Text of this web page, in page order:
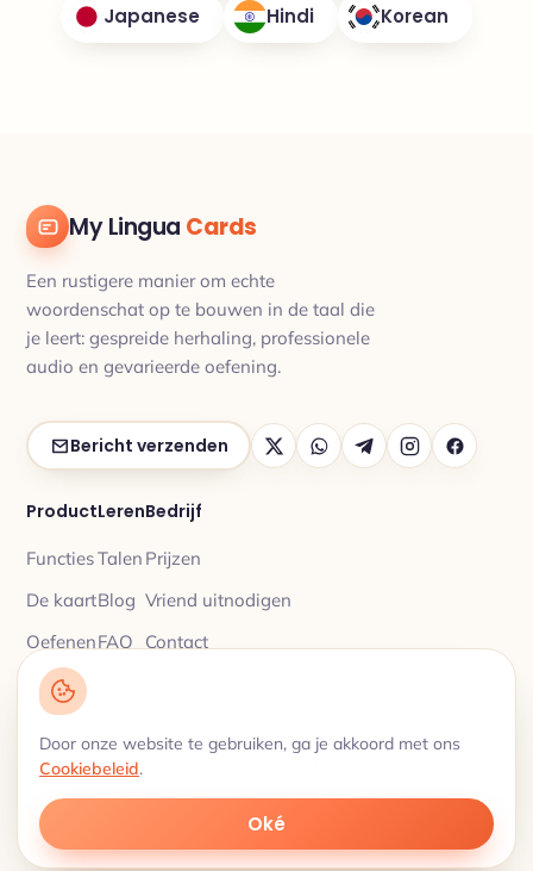
Japanese Hindi Korean
My Lingua Cards
Een rustigere manier om echte
woordenschat op te bouwen in de taal die
je leert: gespreide herhaling, professionele
audio en gevarieerde oefening.
Bericht verzenden
Product
Functies
De kaart
Oefenen
Leren
Talen
Blog
FAQ
Bedrijf
Prijzen
Vriend uitnodigen
Contact
© 2026 My Lingua Cards ·
Woordenschat met gespreide herhaling · 18 talen
Door onze website te gebruiken, ga je akkoord met ons
Cookiebeleid.
Oké